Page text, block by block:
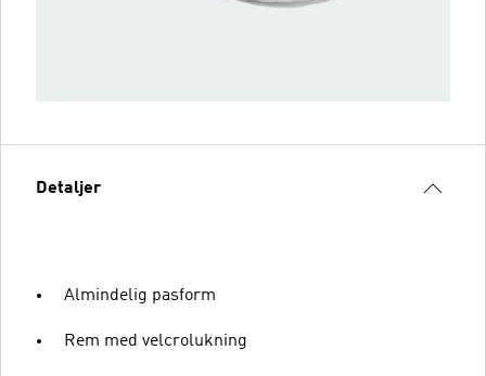
Detaljer
Almindelig pasform
Rem med velcrolukning